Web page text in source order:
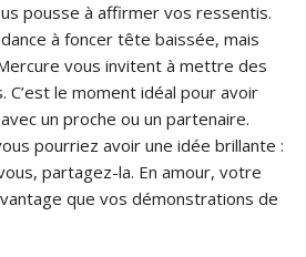
pousse à affirmer vos ressentis.
à foncer tête baissée, mais
vous invitent à mettre des
le moment idéal pour avoir
un proche ou un partenaire.
pourriez avoir une idée brillante :
partagez-la. En amour, votre
que vos démonstrations de